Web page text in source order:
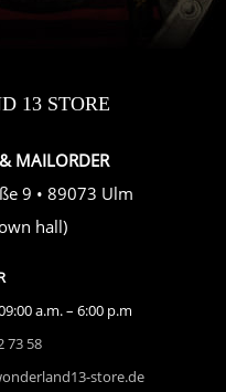
13 STORE
MAILORDER
9 • 89073 Ulm
hall)
a.m. – 6:00 p.m
73 58
store.de